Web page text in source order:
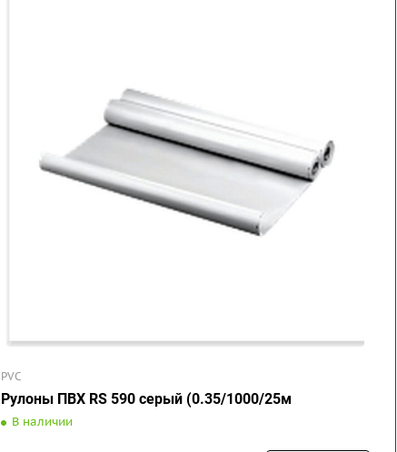
PVC
Рулоны ПВХ RS 590 серый (0.35/1000/25м
В наличии